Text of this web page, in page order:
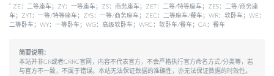
* ZE：二等座车；ZY：一等座车；ZS：商务座车；ZET：二等/特等座车；ZES：二等/商务座
车；ZYT：一等/特等座车；ZYS：一等/商务座车；ZEC：二等座车/餐车；WR：软卧车；WE：
二等卧车；WY：一等卧车；WG：高级软卧车；WRC：软卧车/餐车；CA：餐车
简要说明：
本站并非CR或者CRRC官网，内容不代表官方，不会严格执行官方命名方式/分类等，若
与官方不一致，不属于错误。本站无法保证数据的准确性，亦无法保证数据的时效性。